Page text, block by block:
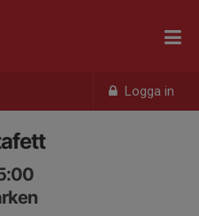
Logga in